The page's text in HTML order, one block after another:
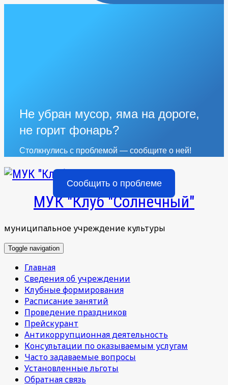
Не убран мусор, яма на дороге,
не горит фонарь?
Столкнулись с проблемой — сообщите о ней!
Сообщить о проблеме
МУК "Клуб "Солнечный"
муниципальное учреждение культуры
Toggle navigation
Главная
Сведения об учреждении
Клубные формирования
Расписание занятий
Проведение праздников
Прейскурант
Антикоррупционная деятельность
Консультации по оказываемым услугам
Часто задаваемые вопросы
Установленные льготы
Обратная связь